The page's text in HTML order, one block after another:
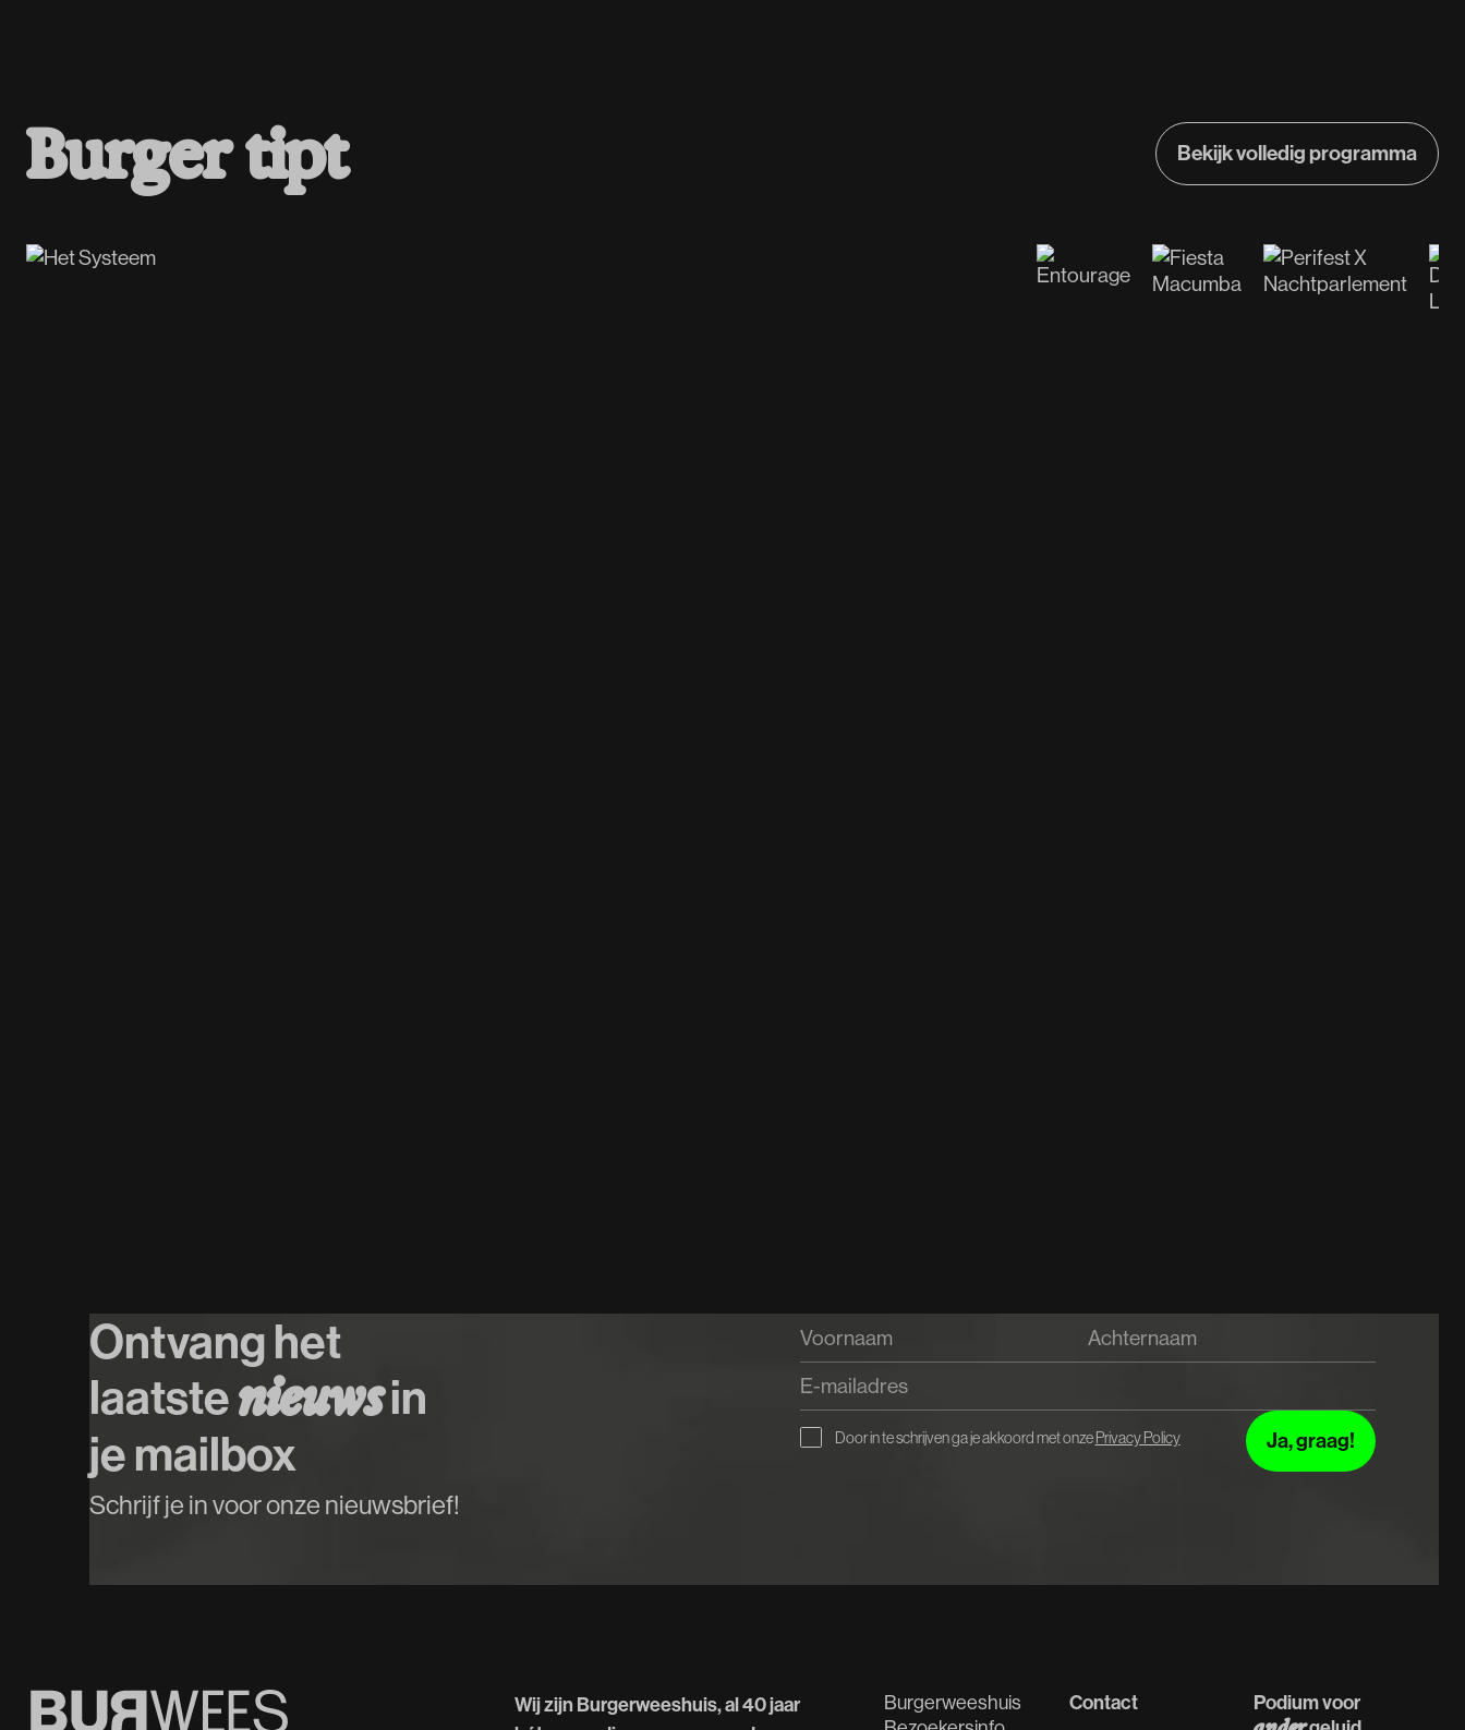
Burger tipt
Bekijk volledig programma
Bekijk volledig programma
Ontvang het
laatstenieuwsin
je mailbox
Schrijf je in voor onze nieuwsbrief!
Door in te schrijven ga je akkoord met onze Privacy Policy
Wij zijn Burgerweeshuis, al 40 jaar
Burgerweeshuis
Contact Podium voor